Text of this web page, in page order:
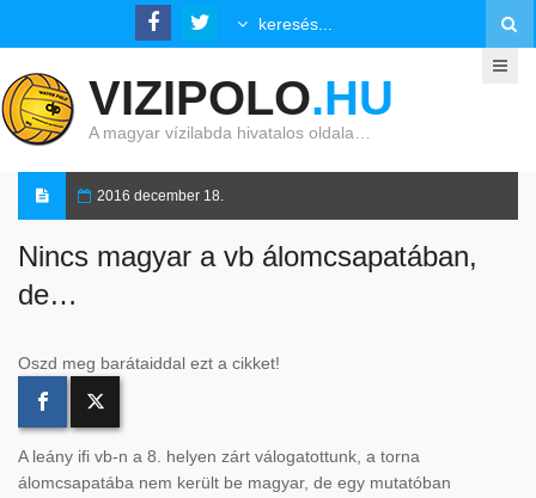
VIZIPOLO.HU
A magyar vízilabda hivatalos oldala…
2016 december 18.
Nincs magyar a vb álomcsapatában,
de…
Oszd meg barátaiddal ezt a cikket!
A leány ifi vb-n a 8. helyen zárt válogatottunk, a torna
álomcsapatába nem került be magyar, de egy mutatóban